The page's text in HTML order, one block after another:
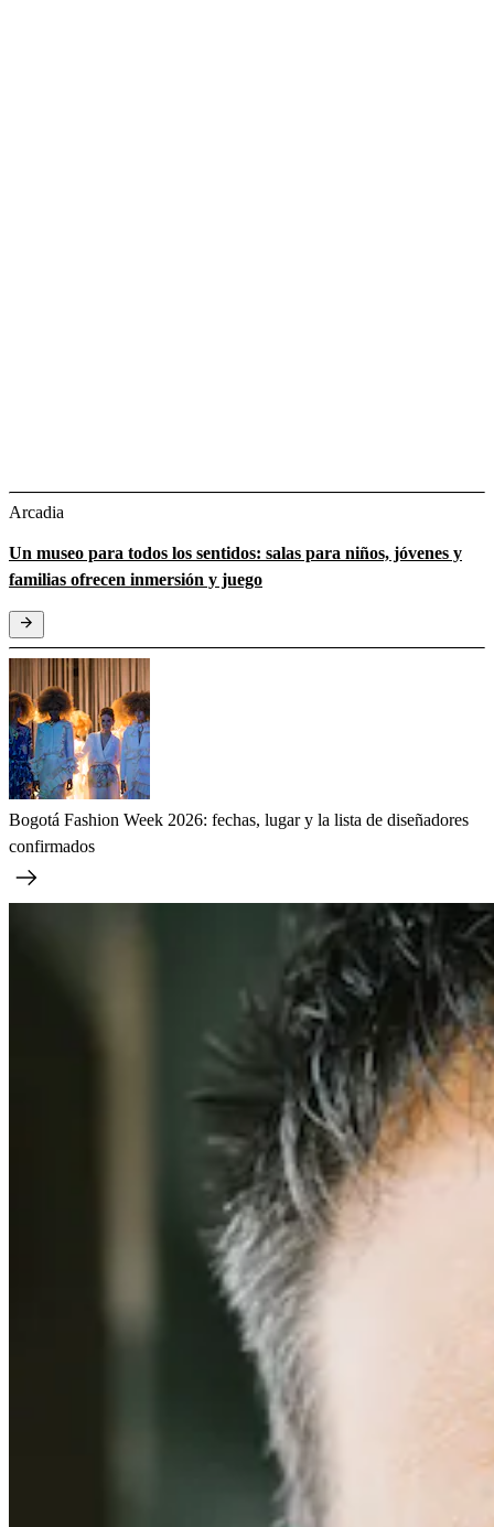
Arcadia
Un museo para todos los sentidos: salas para niños, jóvenes y
familias ofrecen inmersión y juego
Bogotá Fashion Week 2026: fechas, lugar y la lista de diseñadores
confirmados